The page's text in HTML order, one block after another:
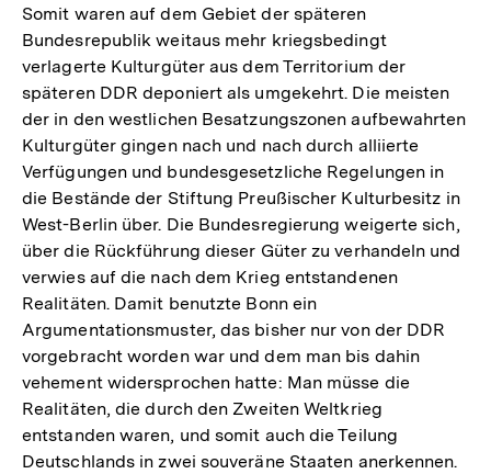
Somit waren auf dem Gebiet der späteren
Bundesrepublik weitaus mehr kriegsbedingt
verlagerte Kulturgüter aus dem Territorium der
späteren DDR deponiert als umgekehrt. Die meisten
der in den westlichen Besatzungszonen aufbewahrten
Kulturgüter gingen nach und nach durch alliierte
Verfügungen und bundesgesetzliche Regelungen in
die Bestände der Stiftung Preußischer Kulturbesitz in
West-Berlin über. Die Bundesregierung weigerte sich,
über die Rückführung dieser Güter zu verhandeln und
verwies auf die nach dem Krieg entstandenen
Realitäten. Damit benutzte Bonn ein
Argumentationsmuster, das bisher nur von der DDR
vorgebracht worden war und dem man bis dahin
vehement widersprochen hatte: Man müsse die
Realitäten, die durch den Zweiten Weltkrieg
entstanden waren, und somit auch die Teilung
Deutschlands in zwei souveräne Staaten anerkennen.